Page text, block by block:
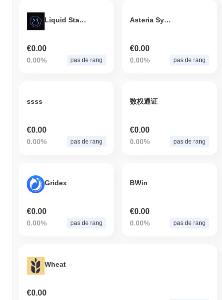
Liquid Staking Derivative
€0.00
0.00% pas de rang
Asteria System
€0.00
0.00% pas de rang
ssss
€0.00
0.00% pas de rang
数权通证
€0.00
0.00% pas de rang
Gridex
€0.00
0.00% pas de rang
BWin
€0.00
0.00% pas de rang
Wheat
€0.00